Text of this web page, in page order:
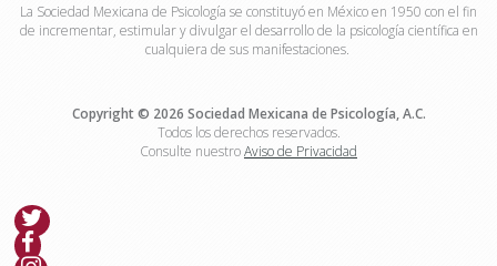
La Sociedad Mexicana de Psicología se constituyó en México en 1950 con el fin
de incrementar, estimular y divulgar el desarrollo de la psicología científica en
cualquiera de sus manifestaciones.
Copyright © 2026 Sociedad Mexicana de Psicología, A.C.
Todos los derechos reservados.
Consulte nuestroAviso de Privacidad